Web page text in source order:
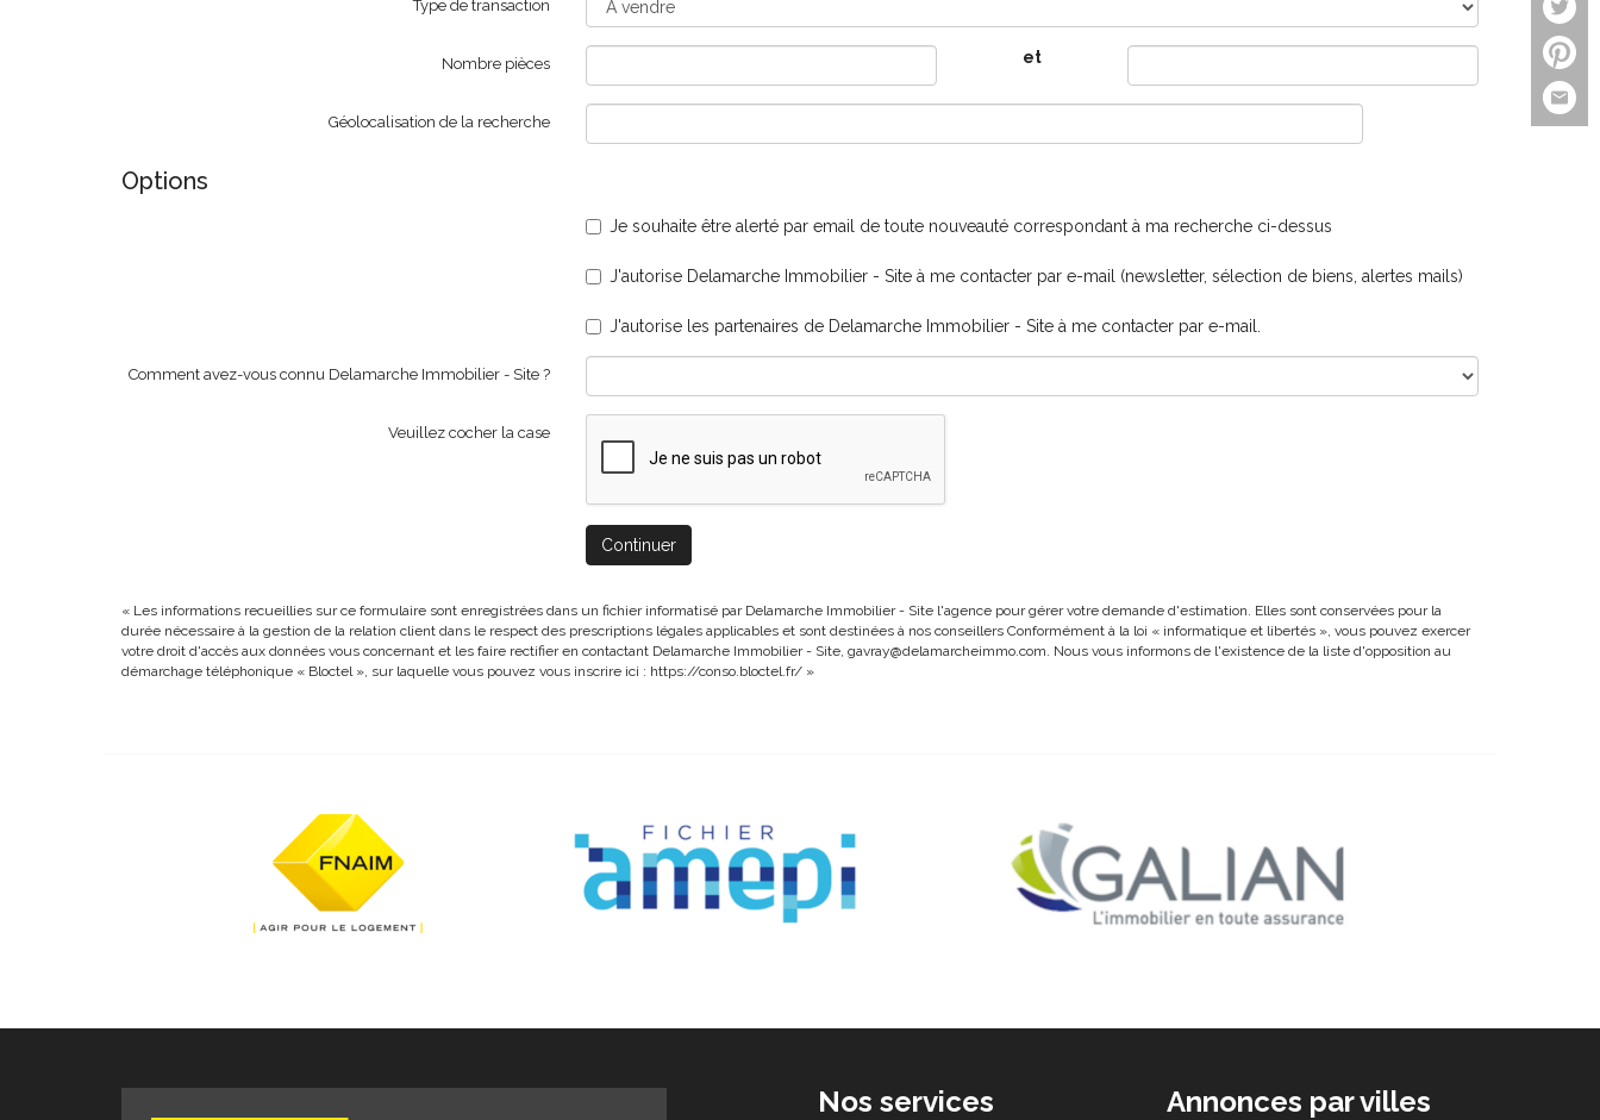
Type de transaction
Nombre pièces et
Géolocalisation de la recherche
Options
Je souhaite être alerté par email de toute nouveauté correspondant à ma recherche ci-dessus
J'autorise Delamarche Immobilier - Site à me contacter par e-mail (newsletter, sélection de biens, alertes mails)
J'autorise les partenaires de Delamarche Immobilier - Site à me contacter par e-mail.
Comment avez-vous connu Delamarche Immobilier - Site ?
Veuillez cocher la case
Continuer
« Les informations recueillies sur ce formulaire sont enregistrées dans un fichier informatisé par Delamarche Immobilier - Site l'agence pour gérer votre demande d'estimation. Elles sont conservées pour la
durée nécessaire à la gestion de la relation client dans le respect des prescriptions légales applicables et sont destinées à nos conseillers Conformément à la loi « informatique et libertés », vous pouvez exercer
votre droit d'accès aux données vous concernant et les faire rectifier en contactant Delamarche Immobilier - Site, gavray@delamarcheimmo.com. Nous vous informons de l'existence de la liste d'opposition au
démarchage téléphonique « Bloctel », sur laquelle vous pouvez vous inscrire ici : https://conso.bloctel.fr/ »
Nos services Annonces par villes